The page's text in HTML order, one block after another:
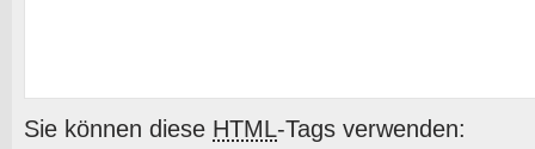
Sie können diese HTML-Tags verwenden: